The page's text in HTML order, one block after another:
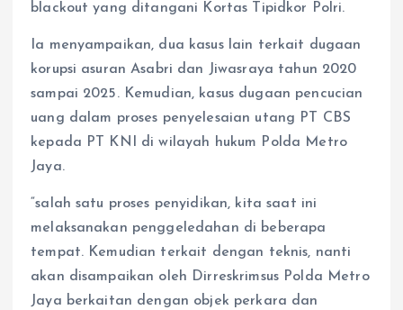
blackout yang ditangani Kortas Tipidkor Polri.
Ia menyampaikan, dua kasus lain terkait dugaan
korupsi asuran Asabri dan Jiwasraya tahun 2020
sampai 2025. Kemudian, kasus dugaan pencucian
uang dalam proses penyelesaian utang PT CBS
kepada PT KNI di wilayah hukum Polda Metro
Jaya.
“salah satu proses penyidikan, kita saat ini
melaksanakan penggeledahan di beberapa
tempat. Kemudian terkait dengan teknis, nanti
akan disampaikan oleh Dirreskrimsus Polda Metro
Jaya berkaitan dengan objek perkara dan